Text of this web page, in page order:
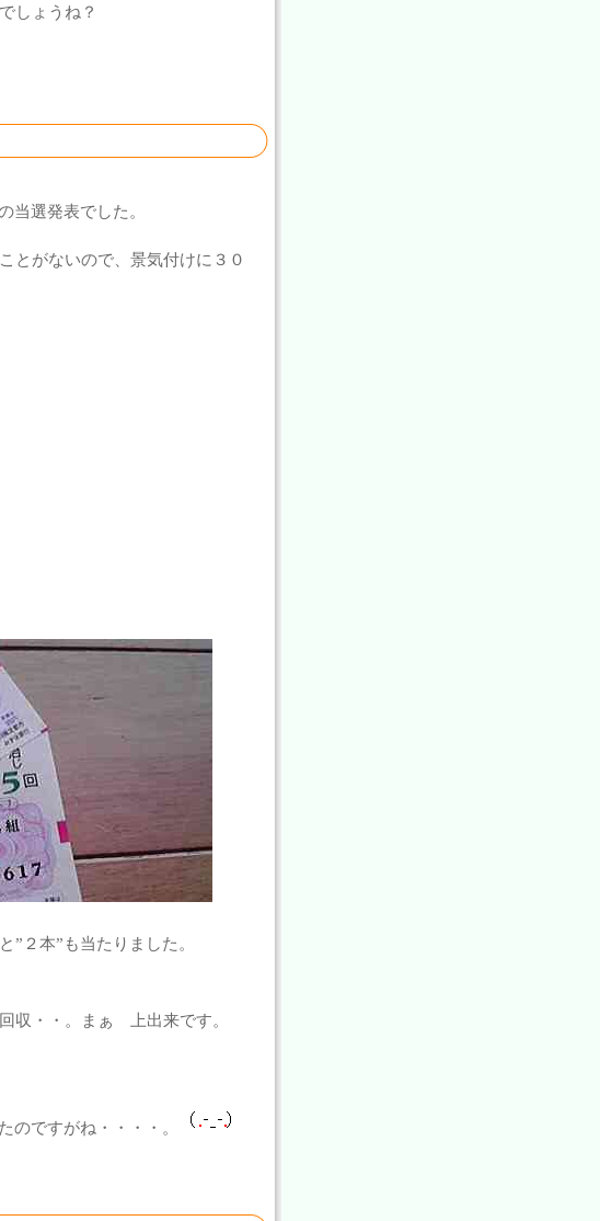
しょうね？
当選発表でした。
とがないので、景気付けに３０
２本”も当たりました。
収・・。まぁ 上出来です。
ですがね・・・・。